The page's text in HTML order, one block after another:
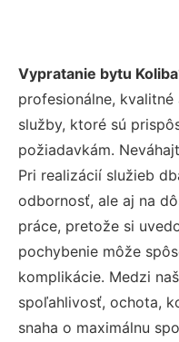
Vypratanie bytu Koliba
profesionálne,
služby, ktoré sú
požiadavkám.
Pri realizácií služieb
odbornosť, ale aj na
práce, pretože si
pochybenie môže
komplikácie. Medzi
spoľahlivosť, ochota,
snaha o maximálnu